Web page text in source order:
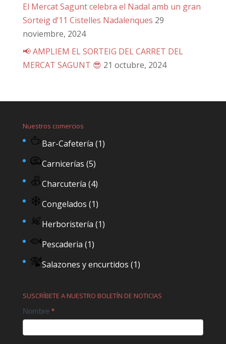
El Mercat Sagunt celebra el Nadal amb un gran
Sorteig d’11 Cistelles Nadalenques 29
noviembre, 2024
📢 AMPLIEM EL SORTEIG DEL CARRET DEL
MERCAT SAGUNT 😎 21 octubre, 2024
Nuestros comercios
Bar-Cafetería (1)
Carnicerías (5)
Charcutería (4)
Congelados (1)
Herboristería (1)
Pescaderia (1)
Salazones y encurtidos (1)
SUSCRÍBETE A NUESTRO BOLETÍN DE NOTICIAS
Contact
Nombre *